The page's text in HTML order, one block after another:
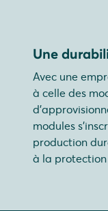
Une
Avec une
à celle des
modules
production
à la